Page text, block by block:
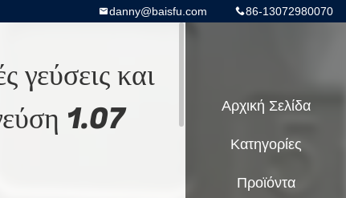
86-13072980070
danny@baisfu.com
γεύσεις και
1.07
Αρχική Σελίδα
Κατηγορίες
Προϊόντα